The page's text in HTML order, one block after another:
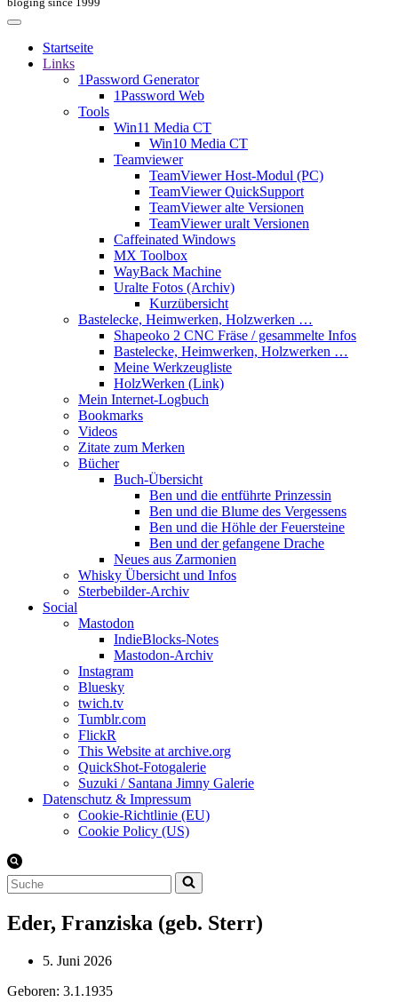
Startseite
Links
1Password Generator
1Password Web
Tools
Win11 Media CT
Win10 Media CT
Teamviewer
TeamViewer Host-Modul (PC)
TeamViewer QuickSupport
TeamViewer alte Versionen
TeamViewer uralt Versionen
Caffeinated Windows
MX Toolbox
WayBack Machine
Uralte Fotos (Archiv)
Kurzübersicht
Bastelecke, Heimwerken, Holzwerken …
Shapeoko 2 CNC Fräse / gesammelte Infos
Bastelecke, Heimwerken, Holzwerken …
Meine Werkzeugliste
HolzWerken (Link)
Mein Internet-Logbuch
Bookmarks
Videos
Zitate zum Merken
Bücher
Buch-Übersicht
Ben und die entführte Prinzessin
Ben und die Blume des Vergessens
Ben und die Höhle der Feuersteine
Ben und der gefangene Drache
Neues aus Zarmonien
Whisky Übersicht und Infos
Sterbebilder-Archiv
Social
Mastodon
IndieBlocks-Notes
Mastodon-Archiv
Instagram
Bluesky
twich.tv
Tumblr.com
FlickR
This Website at archive.org
QuickShot-Fotogalerie
Suzuki / Santana Jimny Galerie
Datenschutz & Impressum
Cookie-Richtlinie (EU)
Cookie Policy (US)
Suchen
nach …
Eder, Franziska (geb. Sterr)
5. Juni 2026
Geboren: 3.1.1935